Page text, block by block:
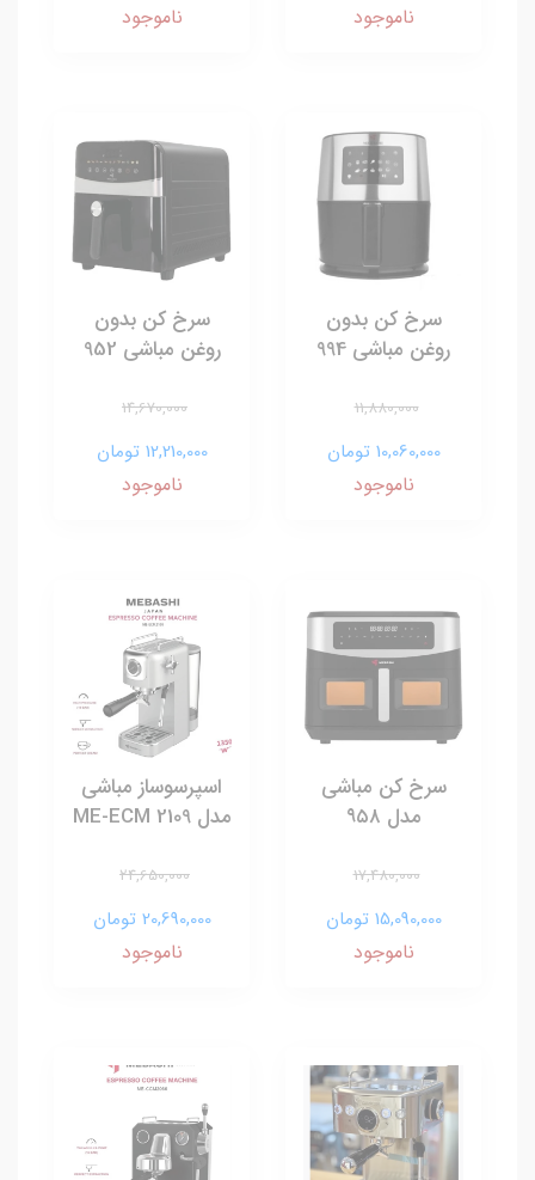
ناموجود ناموجود
سرخ کن بدون
روغن مباشی 994
11,880,000
10,060,000 تومان
ناموجود
سرخ کن بدون
روغن مباشی 952
14,670,000
12,210,000 تومان
ناموجود
سرخ کن مباشی
مدل ۹۵۸
17,480,000
15,090,000 تومان
ناموجود
اسپرسوساز مباشی
مدل ME-ECM 2109
24,650,000
20,690,000 تومان
ناموجود